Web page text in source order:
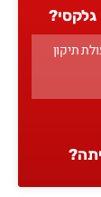
תיקון